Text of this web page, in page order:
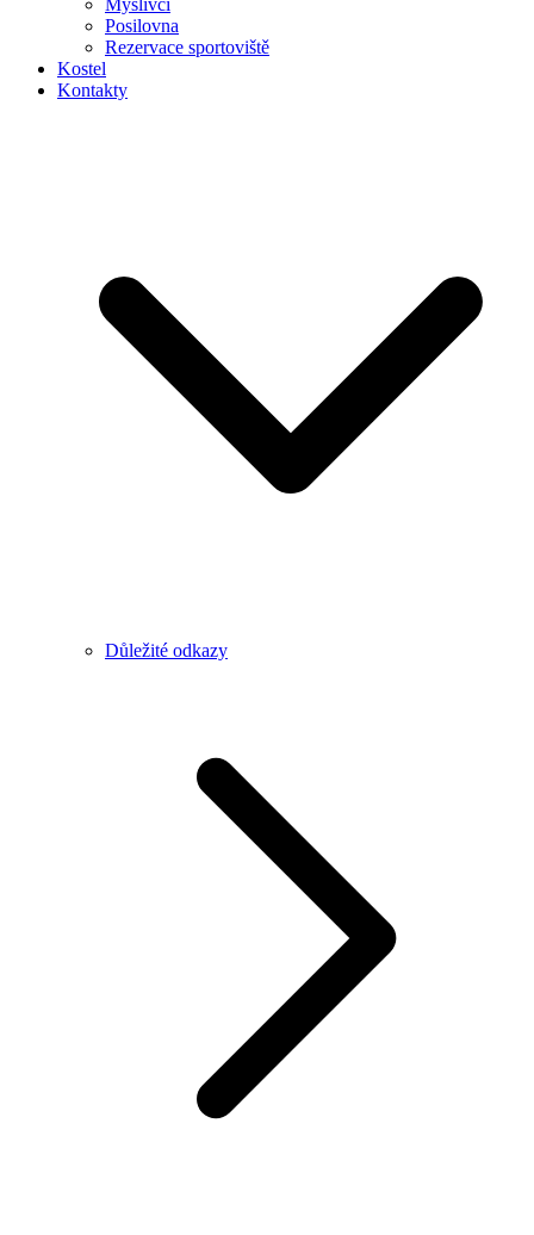
Myslivci
Posilovna
Rezervace sportoviště
Kostel
Kontakty
Důležité odkazy